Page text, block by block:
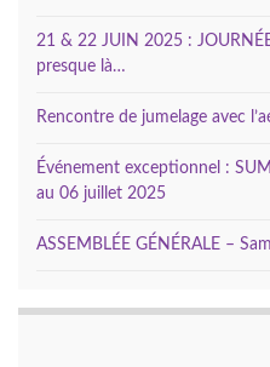
21 & 22 JUIN 2025 :
presque là…
Rencontre de jumelage avec
Événement exceptionnel :
au 06 juillet 2025
ASSEMBLÉE GÉNÉRALE –